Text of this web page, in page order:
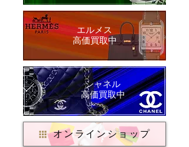
​エルメス
​高価買取中
シャネル
​高価買取中
オンラインショップ